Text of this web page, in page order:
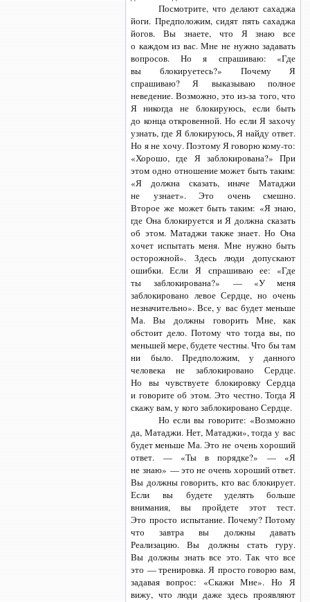
Посмотрите, что делают сахаджа
йоги. Предположим, сидят пять сахаджа
йогов. Вы знаете, что Я знаю все
о каждом из вас. Мне не нужно задавать
вопросов. Но я спрашиваю: «Где
вы блокируетесь?» Почему Я
спрашиваю? Я выказываю полное
неведение. Возможно, это из-за того, что
Я никогда не блокируюсь, если быть
до конца откровенной. Но если Я захочу
узнать, где Я блокируюсь, Я найду ответ.
Но я не хочу. Поэтому Я говорюкому-то:
«Хорошо, где Я заблокирована?» При
этом одно отношение может быть таким:
«Я должна сказать, иначе Матаджи
не узнает». Это очень смешно.
Второе же может быть таким: «Я знаю,
где Она блокируется и Я должна сказать
об этом. Матаджи также знает. Но Она
хочет испытать меня. Мне нужно быть
осторожной». Здесь люди допускают
ошибки. Если Я спрашиваю ее: «Где
ты заблокирована?» — «У меня
заблокировано левое Сердце, но очень
незначительно». Все, у вас будет меньше
Ма. Вы должны говорить Мне, как
обстоит дело. Потому что тогда вы, по
меньшей мере, будете честны. Что бы там
ни было. Предположим, у данного
человека не заблокировано Сердце.
Но вы чувствуете блокировку Сердца
и говорите об этом. Это честно. Тогда Я
скажу вам, у кого заблокировано Сердце.
Но если вы говорите: «Возможно
да, Матаджи. Нет, Матаджи», тогда у вас
будет меньше Ма. Это не очень хороший
ответ. — «Ты в порядке?» — «Я
не знаю» — это не очень хороший ответ.
Вы должны говорить, кто вас блокирует.
Если вы будете уделять больше
внимания, вы пройдете этот тест.
Это просто испытание. Почему? Потому
что завтра вы должны давать
Реализацию. Вы должны стать гуру.
Вы должны знать все это. Так что все
это — тренировка. Я просто говорю вам,
задавая вопрос: «Скажи Мне». Но Я
вижу, что люди даже здесь проявляют